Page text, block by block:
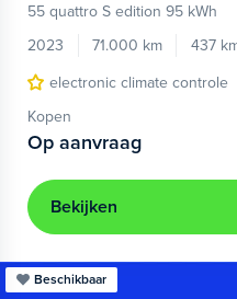
55 quattro S edition 95 kWh
2023
71.000 km 437
electronic climate controle
Kopen
Op aanvraag
Bekijken
Beschikbaar